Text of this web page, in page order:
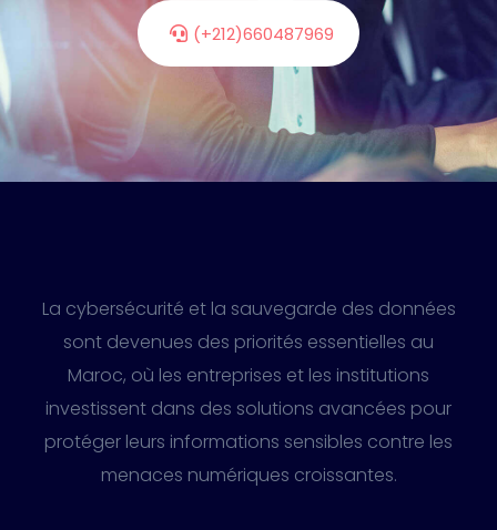
(+212)660487969
La cybersécurité et la sauvegarde des données
sont devenues des priorités essentielles au
Maroc, où les entreprises et les institutions
investissent dans des solutions avancées pour
protéger leurs informations sensibles contre les
menaces numériques croissantes.